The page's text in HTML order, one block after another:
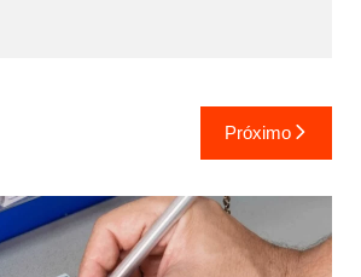
Próximo